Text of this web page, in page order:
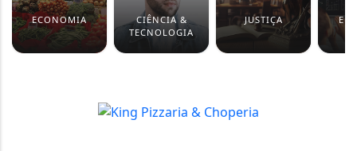
ECONOMIA
CIÊNCIA &
TECNOLOGIA
JUSTIÇA